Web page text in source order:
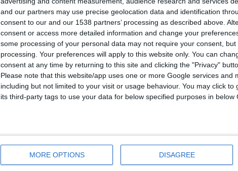
and our partners may use precise geolocation data and identification
consent to our and our 1538 partners’ processing as described above.
consent or access more detailed information and change your
some processing of your personal data may not require your consent,
processing. Your preferences will apply to this website only. You can
consent at any time by returning to this site and clicking the "Privacy"
Please note that this website/app uses one or more Google services and
including but not limited to your visit or usage behaviour. You may click
its third-party tags to use your data for below specified purposes in below
MORE OPTIONS DISAGREE
Υλικό:14k ή 18k χρυσό
Χρώμα: λευκό , κίτρινο ή ρόζ χρυσό
Δέσιμο:κατάλληλο για όλες τις πέτρες (κατόπιν
Μέγεθος:Κανονικό μέγεθος
Διαθεσιμότητα:3 – 10 εργάσιμες μέρες (κατόπιν
Σημαντική Πληροφορία:Η αναγραφόμενη τιμή του
ολοκληρώσετε την παραγγελία σας θα πρέπει να
παράμετροι δεν ικανοποιούν τις ανάγκες σας
Αξιολογήσεις